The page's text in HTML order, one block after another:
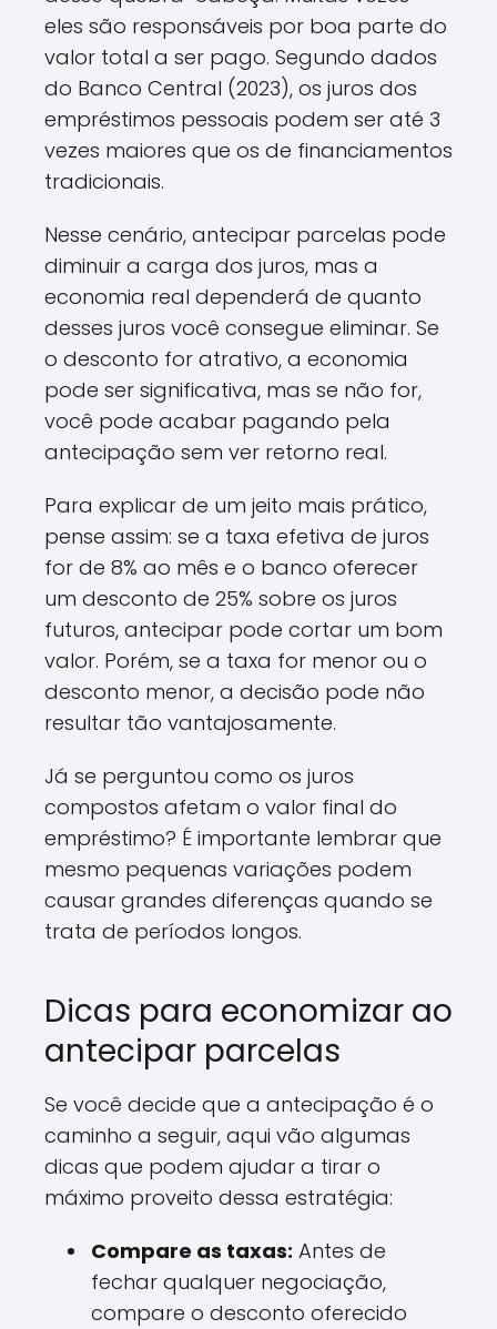
eles são responsáveis por boa parte do
valor total a ser pago. Segundo dados
do Banco Central (2023), os juros dos
empréstimos pessoais podem ser até 3
vezes maiores que os de financiamentos
tradicionais.
Nesse cenário, antecipar parcelas pode
diminuir a carga dos juros, mas a
economia real dependerá de quanto
desses juros você consegue eliminar. Se
o desconto for atrativo, a economia
pode ser significativa, mas se não for,
você pode acabar pagando pela
antecipação sem ver retorno real.
Para explicar de um jeito mais prático,
pense assim: se a taxa efetiva de juros
for de 8% ao mês e o banco oferecer
um desconto de 25% sobre os juros
futuros, antecipar pode cortar um bom
valor. Porém, se a taxa for menor ou o
desconto menor, a decisão pode não
resultar tão vantajosamente.
Já se perguntou como os juros
compostos afetam o valor final do
empréstimo? É importante lembrar que
mesmo pequenas variações podem
causar grandes diferenças quando se
trata de períodos longos.
Dicas para economizar ao
antecipar parcelas
Se você decide que a antecipação é o
caminho a seguir, aqui vão algumas
dicas que podem ajudar a tirar o
máximo proveito dessa estratégia:
Compare as taxas: Antes de
fechar qualquer negociação,
compare o desconto oferecido